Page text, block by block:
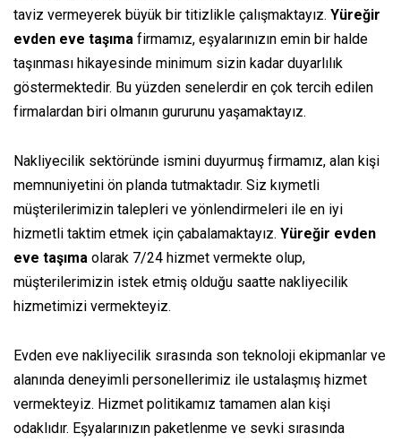
taviz vermeyerek büyük bir titizlikle çalışmaktayız. Yüreğir
evden eve taşıma firmamız, eşyalarınızın emin bir halde
taşınması hikayesinde minimum sizin kadar duyarlılık
göstermektedir. Bu yüzden senelerdir en çok tercih edilen
firmalardan biri olmanın gururunu yaşamaktayız.
Nakliyecilik sektöründe ismini duyurmuş firmamız, alan kişi
memnuniyetini ön planda tutmaktadır. Siz kıymetli
müşterilerimizin talepleri ve yönlendirmeleri ile en iyi
hizmetli taktim etmek için çabalamaktayız. Yüreğir evden
eve taşıma olarak 7/24 hizmet vermekte olup,
müşterilerimizin istek etmiş olduğu saatte nakliyecilik
hizmetimizi vermekteyiz.
Evden eve nakliyecilik sırasında son teknoloji ekipmanlar ve
alanında deneyimli personellerimiz ile ustalaşmış hizmet
vermekteyiz. Hizmet politikamız tamamen alan kişi
odaklıdır. Eşyalarınızın paketlenme ve sevki sırasında